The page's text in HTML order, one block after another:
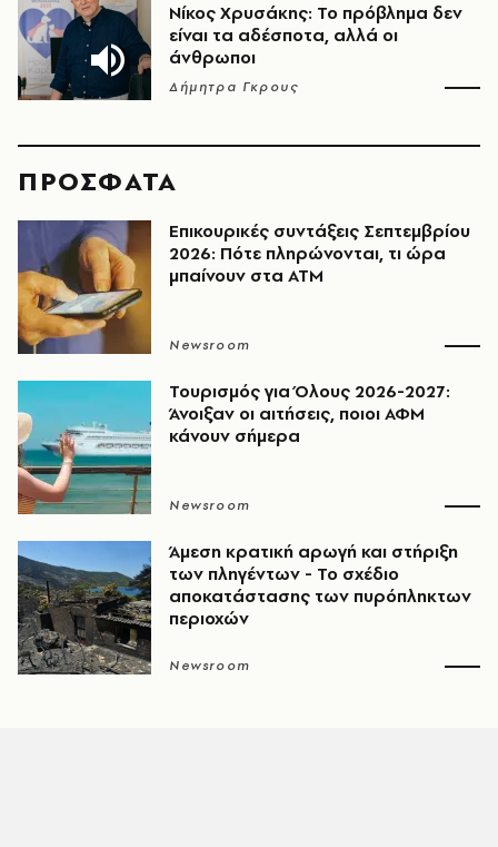
Νίκος Χρυσάκης: Το πρόβλημα δεν
είναι τα αδέσποτα, αλλά οι
άνθρωποι
Δήμητρα Γκρους
ΠΡΟΣΦΑΤΑ
Επικουρικές συντάξεις Σεπτεμβρίου
2026: Πότε πληρώνονται, τι ώρα
μπαίνουν στα ΑΤΜ
Newsroom
Τουρισμός για Όλους 2026-2027:
Άνοιξαν οι αιτήσεις, ποιοι ΑΦΜ
κάνουν σήμερα
Newsroom
Άμεση κρατική αρωγή και στήριξη
των πληγέντων - Το σχέδιο
αποκατάστασης των πυρόπληκτων
περιοχών
Newsroom